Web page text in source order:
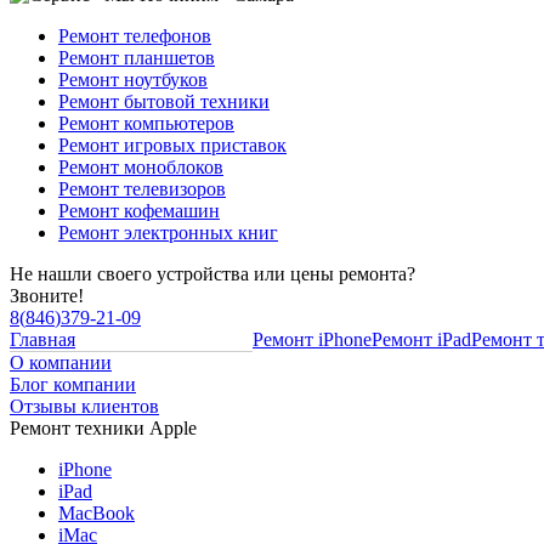
Ремонт телефонов
Ремонт планшетов
Ремонт ноутбуков
Ремонт бытовой техники
Ремонт компьютеров
Ремонт игровых приставок
Ремонт моноблоков
Ремонт телевизоров
Ремонт кофемашин
Ремонт электронных книг
Не нашли своего устройства или цены ремонта?
Звоните!
8(846)379-21-09
Главная
О компании
Блог компании
Отзывы клиентов
Ремонт iPhoneРемонт iPadРемонт
Ремонт техники Apple
iPhone
iPad
MacBook
iMac